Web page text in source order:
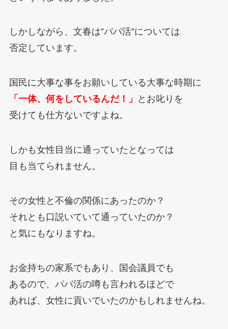
しかしながら、文春は”パパ活”については
否定しています。
国民に大事な事をお願いしている大事な時期に
「一体、何をしているんだ！」
とお叱りを
受けても仕方ないですよね。
しかも女性目当に通っていたとなっては
目も当てられません。
その女性と不倫の関係にあったのか？
それとも口説いていて通っていたのか？
と気にもなりますね。
お金持ちの家系でもあり、国会議員でも
あるので、パパ活の噂も言われるほどで
あれば、女性に貢いでいたのかもしれませんね。